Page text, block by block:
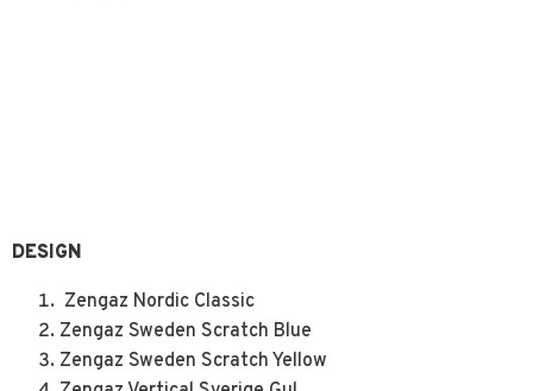
DESIGN
Zengaz Nordic Classic
Zengaz Sweden Scratch Blue
Zengaz Sweden Scratch Yellow